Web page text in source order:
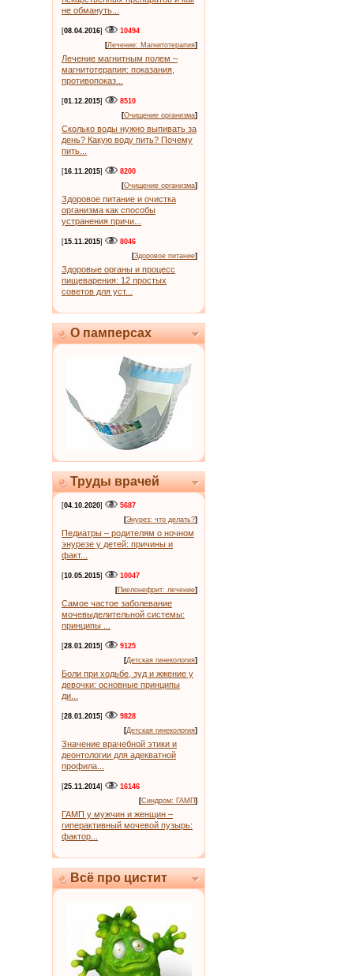
не обмануть...
[08.04.2016]
10494
[Лечение: Магнитотерапия]
Лечение магнитным полем –
магнитотерапия: показания,
противопоказ...
[01.12.2015]
8510
[Очищение организма]
Сколько воды нужно выпивать за
день? Какую воду пить? Почему
пить...
[16.11.2015]
8200
[Очищение организма]
Здоровое питание и очистка
организма как способы
устранения причи...
[15.11.2015]
8046
[Здоровое питание]
Здоровые органы и процесс
пищеварения: 12 простых
советов для уст...
О памперсах
Труды врачей
[04.10.2020]
5687
[Энурез: что делать?]
Педиатры – родителям о ночном
энурезе у детей: причины и
факт...
[10.05.2015]
10047
[Пиелонефрит: лечение]
Самое частое заболевание
мочевыделительной системы:
принципы ...
[28.01.2015]
9125
[Детская гинекология]
Боли при ходьбе, зуд и жжение у
девочки: основные принципы
ди...
[28.01.2015]
9828
[Детская гинекология]
Значение врачебной этики и
деонтологии для адекватной
профила...
[25.11.2014]
16146
[Синдром: ГАМП]
ГАМП у мужчин и женщин –
гиперактивный мочевой пузырь:
фактор...
Всё про цистит